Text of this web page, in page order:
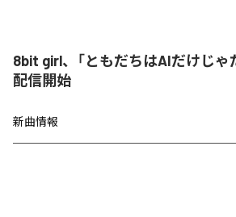
8bit girl、「ともだちはAIだけじゃ
配信開始
新曲情報